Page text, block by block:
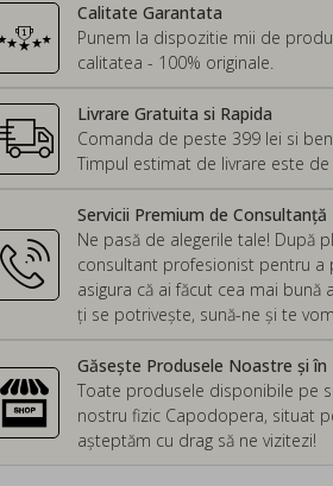
Calitate Garantata
Punem la dispozitie mii de
calitatea - 100% originale.
Servicii Premium de
Ne pasă de alegerile tale! După
consultant profesionist pentru
asigura că ai făcut cea mai bună
ți se potrivește, sună-ne și te
Livrare Gratuita si Rapida
Comanda de peste 399 lei si
Timpul estimat de livrare este de
Găsește Produsele Noastre și în
Toate produsele disponibile pe
nostru fizic Capodopera, situat
așteptăm cu drag să ne vizitezi!